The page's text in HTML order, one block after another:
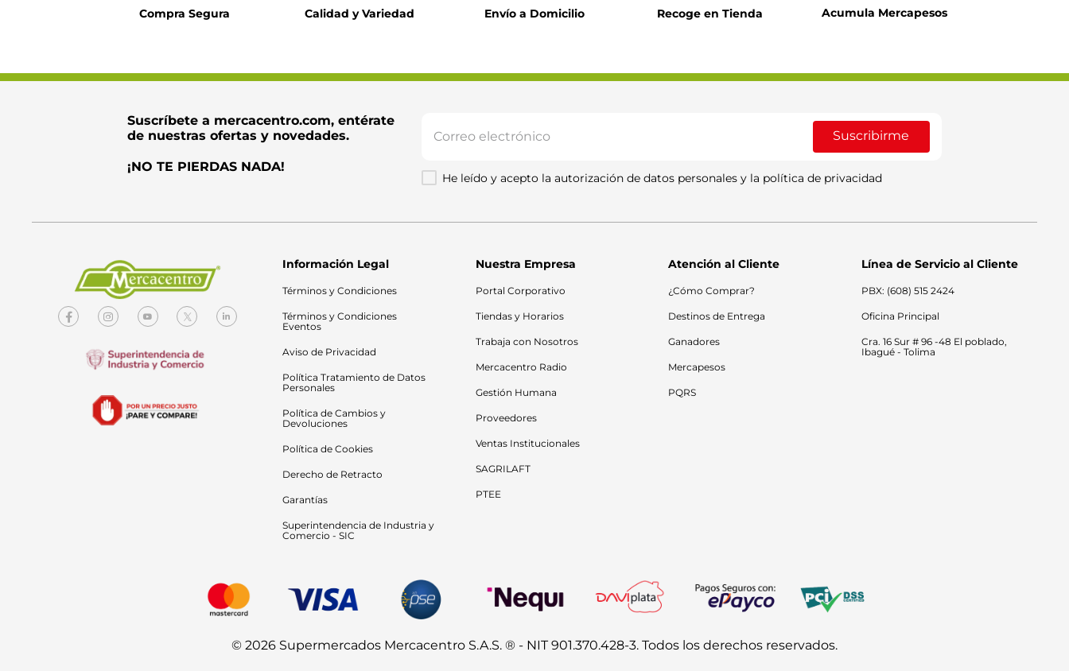
Compra Segura Calidad y Variedad Envío a Domicilio Recoge en Tienda Acumula Mercapesos
Suscríbete a mercacentro.com, entérate
de nuestras ofertas y novedades.
¡NO TE PIERDAS NADA!
Suscribirme
He leído y acepto la autorización de datos personales y la política de privacidad
Información Legal
Términos y Condiciones
Términos y Condiciones
Eventos
Aviso de Privacidad
Política Tratamiento de Datos
Personales
Política de Cambios y
Devoluciones
Política de Cookies
Derecho de Retracto
Garantías
Superintendencia de Industria y
Comercio - SIC
Nuestra Empresa
Portal Corporativo
Tiendas y Horarios
Trabaja con Nosotros
Mercacentro Radio
Gestión Humana
Proveedores
Ventas Institucionales
SAGRILAFT
PTEE
Atención al Cliente
¿Cómo Comprar?
Destinos de Entrega
Ganadores
Mercapesos
PQRS
Línea de Servicio al Cliente
PBX: (608) 515 2424
Oficina Principal
Cra. 16 Sur # 96 -48 El poblado,
Ibagué - Tolima
© 2026 Supermercados Mercacentro S.A.S. ® - NIT 901.370.428-3. Todos los derechos reservados.